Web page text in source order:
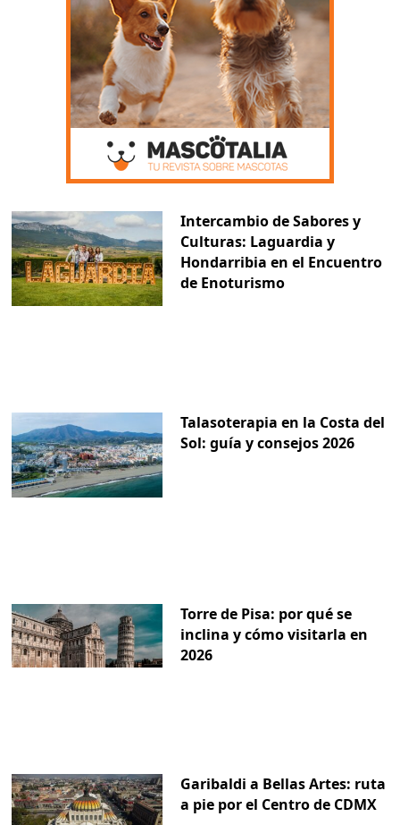
Intercambio de Sabores y
Culturas: Laguardia y
Hondarribia en el Encuentro
de Enoturismo
Talasoterapia en la Costa del
Sol: guía y consejos 2026
Torre de Pisa: por qué se
inclina y cómo visitarla en
2026
Garibaldi a Bellas Artes: ruta
a pie por el Centro de CDMX